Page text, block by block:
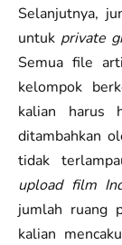
Selanjutnya,
untuk private
Semua file
kelompok
kalian harus
ditambahkan
tidak
upload film
jumlah ruang
kalian